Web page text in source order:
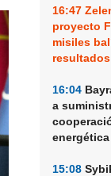
16:47
proyecto
misiles
16:04
a
energética
15:08